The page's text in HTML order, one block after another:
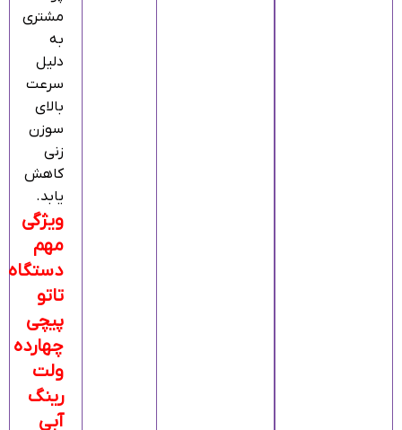
مشتری
به
دلیل
سرعت
بالای
سوزن‌
زنی
کاهش
یابد.
ویژگی
مهم
دستگاه
تاتو
پیچی
چهارده
ولت
رینگ
آبی